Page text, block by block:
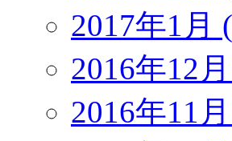
2017年1月
2016年12
2016年11